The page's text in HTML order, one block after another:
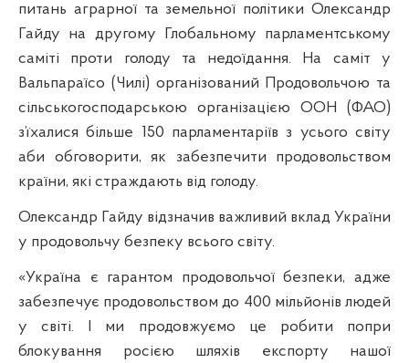
питань аграрної та земельної політики Олександр
Гайду на другому Глобальному парламентському
саміті проти голоду та недоїдання. На саміт у
Вальпараїсо (Чилі) організований Продовольчою та
сільськогосподарською організацією ООН (ФАО)
з’їхалися більше 150 парламентаріїв з усього світу
аби обговорити, як забезпечити продовольством
країни, які страждають від голоду.
Олександр Гайду відзначив важливий вклад України
у продовольчу безпеку всього світу.
«Україна є гарантом продовольчої безпеки, адже
забезпечує продовольством до 400 мільйонів людей
у світі. І ми продовжуємо це робити попри
блокування росією шляхів експорту нашої